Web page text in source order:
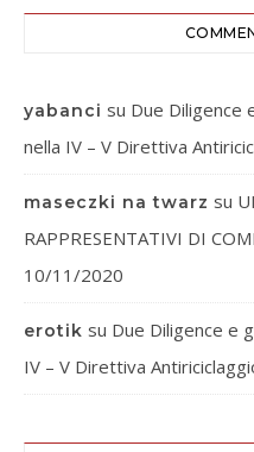
yabanci su Due Diligence
nella IV – V Direttiva
maseczki na twarz su
RAPPRESENTATIVI DI
10/11/2020
erotik su Due Diligence e
IV – V Direttiva